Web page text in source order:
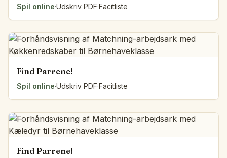
Spil online·Udskriv PDF·Facitliste
Find Parrene!
Spil online·Udskriv PDF·Facitliste
Find Parrene!